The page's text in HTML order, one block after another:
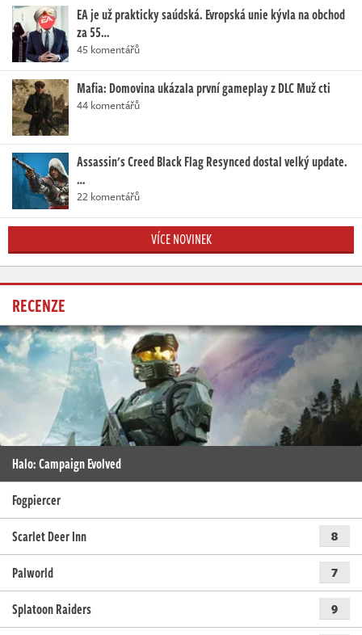
EA je už prakticky saúdská. Evropská unie kývla na obchod
za 55…
45 komentářů
Mafia: Domovina ukázala první gameplay z DLC Muž cti
44 komentářů
Assassin's Creed Black Flag Resynced dostal velký update.
…
22 komentářů
VÍCE NOVINEK
RECENZE
Halo: Campaign Evolved
Fogpiercer
Scarlet Deer Inn
8
Palworld 7
Splatoon Raiders 9